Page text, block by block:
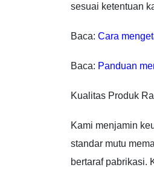
sesuai ketentuan
Baca: Cara
Baca: Panduan
Kualitas Produk
Kami menjamin
standar mutu
bertaraf pabrikasi.